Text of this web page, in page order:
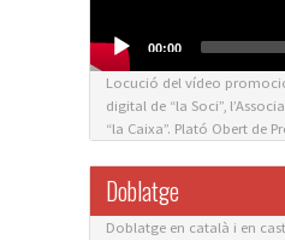
00:00
Locució del vídeo
digital de “la Soci”,
“la Caixa”. Plató Obert de
Doblatge
Doblatge en català i en